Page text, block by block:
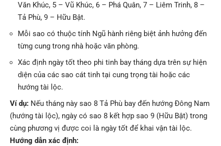
Văn Khúc, 5 – Vũ Khúc, 6 – Phá Quân, 7 – Liêm Trinh, 8 –
Tả Phù, 9 – Hữu Bật.
Mỗi sao có thuộc tính Ngũ hành riêng biệt ảnh hưởng đến
từng cung trong nhà hoặc văn phòng.
Xác định ngày tốt theo phi tinh bay tháng dựa trên sự hiện
diện của các sao cát tinh tại cung trọng tài hoặc các
hướng tài lộc.
Ví dụ: Nếu tháng này sao 8 Tả Phù bay đến hướng Đông Nam
(hướng tài lộc), ngày có sao 8 kết hợp sao 9 (Hữu Bật) trong
cùng phương vị được coi là ngày tốt để khai vận tài lộc.
Hướng dẫn xác định: